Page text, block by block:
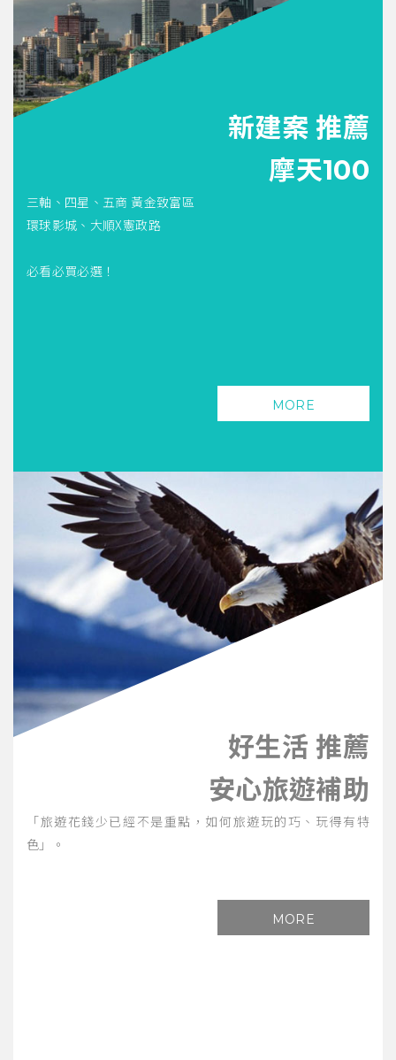
新建案 推薦
摩天100
三軸、四星、五商 黃金致富區
環球影城、大順X憲政路
必看必買必選！
MORE
好生活 推薦
安心旅遊補助
「旅遊花錢少已經不是重點，如何旅遊玩的巧、玩得有特
色」。
MORE